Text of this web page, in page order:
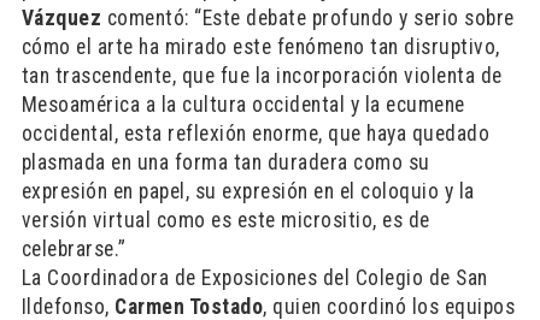
Vázquez comentó: “Este debate profundo y serio sobre
cómo el arte ha mirado este fenómeno tan disruptivo,
tan trascendente, que fue la incorporación violenta de
Mesoamérica a la cultura occidental y la ecumene
occidental, esta reflexión enorme, que haya quedado
plasmada en una forma tan duradera como su
expresión en papel, su expresión en el coloquio y la
versión virtual como es este micrositio, es de
celebrarse.”
La Coordinadora de Exposiciones del Colegio de San
Ildefonso, Carmen Tostado, quien coordinó los equipos